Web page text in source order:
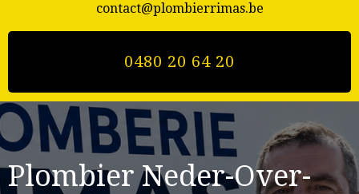
contact@plombierrimas.be
0480 20 64 20
PlombierNeder-Over-